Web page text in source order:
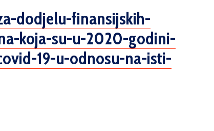
dodjelu-finansijskih-
koja-su-u-2020-godini-
19-u-odnosu-na-isti-